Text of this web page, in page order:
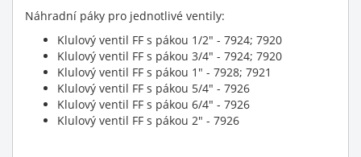
Náhradní páky pro jednotlivé ventily:
Klulový ventil FF s pákou 1/2" - 7924; 7920
Klulový ventil FF s pákou 3/4" - 7924; 7920
Klulový ventil FF s pákou 1" - 7928; 7921
Klulový ventil FF s pákou 5/4" - 7926
Klulový ventil FF s pákou 6/4" - 7926
Klulový ventil FF s pákou 2" - 7926